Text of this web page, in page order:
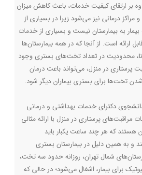
بر ارتقای کیفیت خدمات، باعث کاهش میزان
مراکز درمانی نیز می‌شود زیرا در بسیاری از
بیمار به بیمارستان نیست و بسیاری از خدمات
ارائه است. از آنجا که در همه بیمارستان‌ها
محدودیت در تعداد تخت‌های بستری وجود
پرستاری در منزل، می‌تواند باعث درمان
شدن تخت‌ها برای بستری بیماران دیگر شود.
دکترای خدمات بهداشتی و درمانی
مراقبت‌های پرستاری در منزل با ارائه مثالی
هستند که هر چند ساعت یکبار باید
و به همین دلیل در بیمارستان بستری
شمال تهران، روزانه حدود سه تخت،
برای بیمار، اشغال می‌شود؛ در حالی که